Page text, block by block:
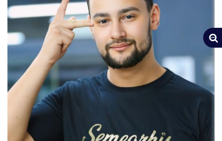
“Sim, o passado pode machucar. Mas, do modo
como vejo, você pode fugir dele ou aprender
com ele.” (Disney)